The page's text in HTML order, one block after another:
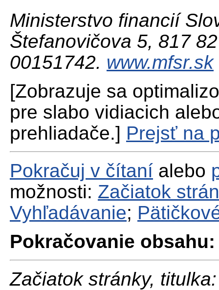
Ministerstvo financií
Štefanovičova 5, 817
00151742. www.mfsr.sk
[Zobrazuje sa
pre slabo vidiacich
prehliadače.] Prejsť na
Pokračuj v čítaní alebo
možnosti: Začiatok
Vyhľadávanie;
Pokračovanie obsahu:
Začiatok stránky, titulka: